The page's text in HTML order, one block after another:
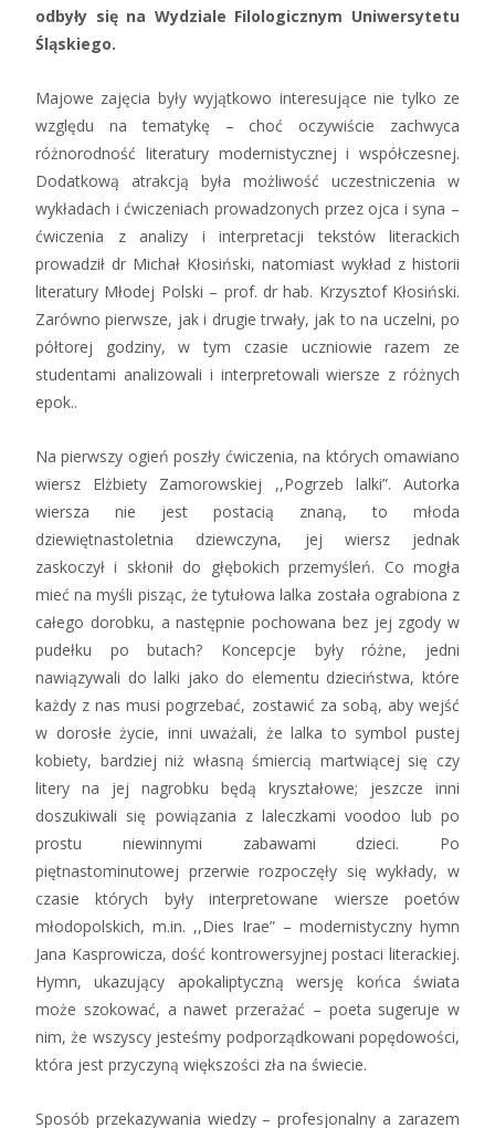
odbyły się na Wydziale Filologicznym Uniwersytetu
Śląskiego.
Majowe zajęcia były wyjątkowo interesujące nie tylko ze
względu na tematykę – choć oczywiście zachwyca
różnorodność literatury modernistycznej i współczesnej.
Dodatkową atrakcją była możliwość uczestniczenia w
wykładach i ćwiczeniach prowadzonych przez ojca i syna –
ćwiczenia z analizy i interpretacji tekstów literackich
prowadził dr Michał Kłosiński, natomiast wykład z historii
literatury Młodej Polski – prof. dr hab. Krzysztof Kłosiński.
Zarówno pierwsze, jak i drugie trwały, jak to na uczelni, po
półtorej godziny, w tym czasie uczniowie razem ze
studentami analizowali i interpretowali wiersze z różnych
epok..
Na pierwszy ogień poszły ćwiczenia, na których omawiano
wiersz Elżbiety Zamorowskiej ,,Pogrzeb lalki”. Autorka
wiersza nie jest postacią znaną, to młoda
dziewiętnastoletnia dziewczyna, jej wiersz jednak
zaskoczył i skłonił do głębokich przemyśleń. Co mogła
mieć na myśli pisząc, że tytułowa lalka została ograbiona z
całego dorobku, a następnie pochowana bez jej zgody w
pudełku po butach? Koncepcje były różne, jedni
nawiązywali do lalki jako do elementu dzieciństwa, które
każdy z nas musi pogrzebać, zostawić za sobą, aby wejść
w dorosłe życie, inni uważali, że lalka to symbol pustej
kobiety, bardziej niż własną śmiercią martwiącej się czy
litery na jej nagrobku będą kryształowe; jeszcze inni
doszukiwali się powiązania z laleczkami voodoo lub po
prostu niewinnymi zabawami dzieci. Po
piętnastominutowej przerwie rozpoczęły się wykłady, w
czasie których były interpretowane wiersze poetów
młodopolskich, m.in. ,,Dies Irae” – modernistyczny hymn
Jana Kasprowicza, dość kontrowersyjnej postaci literackiej.
Hymn, ukazujący apokaliptyczną wersję końca świata
może szokować, a nawet przerażać – poeta sugeruje w
nim, że wszyscy jesteśmy podporządkowani popędowości,
która jest przyczyną większości zła na świecie.
Sposób przekazywania wiedzy – profesjonalny a zarazem